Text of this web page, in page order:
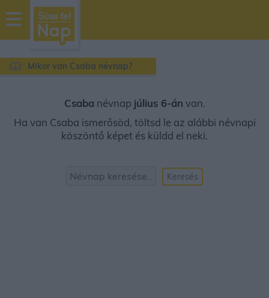
sussfelnap.hu
időjárás
Mikor van Csaba névnap?
Csaba névnap július 6-án van.
Ha van Csaba ismerősöd, töltsd le az alábbi névnapi
köszöntő képet és küldd el neki.
Keresés